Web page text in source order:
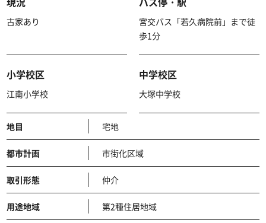
古家あり
宮交バス「若久病院前」まで徒
歩1分
小学校区
江南小学校
中学校区
大塚中学校
地目 宅地
都市計画 市街化区域
取引形態 仲介
用途地域 第2種住居地域